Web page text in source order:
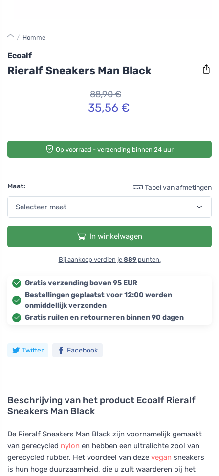
Beschrijving van het product Ecoalf Rieralf
Sneakers Man Black
De Rieralf Sneakers Man Black zijn voornamelijk gemaakt
van gerecycled nylon en hebben een ultralichte zool van
gerecycled rubber. Het voordeel van deze vegan sneakers
is hun hoge duurzaamheid, die u zult waarderen bij het
/ Homme
Ecoalf
Rieralf Sneakers Man Black
88,90 €
35,56 €
Op voorraad - verzending binnen 24 uur
Maat: Tabel van afmetingen
In winkelwagen
Bij aankoop verdien je 889punten.
Gratis verzending boven 95 EUR
Bestellingen geplaatst voor 12:00 worden
onmiddellijk verzonden
Gratis ruilen en retourneren binnen 90 dagen
Twitter Facebook